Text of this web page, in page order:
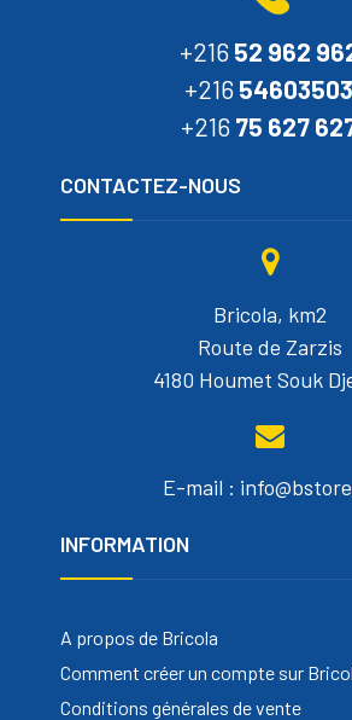
+216 52 962
+216 54603503
+216 75 627
CONTACTEZ-NOUS
Bricola, km2
Route de Zarzis
4180 Houmet Souk
E-mail :
INFORMATION
A propos de Bricola
Comment créer un compte sur
Conditions générales de vente